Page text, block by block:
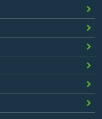
りLinkStoreの運営
れたことがないこ
れたり、利用停
ないこと
スと同一または類
ことを業とする
それらの従業者